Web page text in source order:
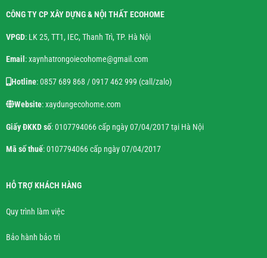
CÔNG TY CP XÂY DỰNG & NỘI THẤT ECOHOME
VPGD: LK 25, TT1, IEC, Thanh Trì, TP. Hà Nội
Email: xaynhatrongoiecohome@gmail.com
Hotline: 0857 689 868 / 0917 462 999 (call/zalo)
Website: xaydungecohome.com
Giấy ĐKKD số: 0107794066 cấp ngày 07/04/2017 tại Hà Nội
Mã số thuế: 0107794066 cấp ngày 07/04/2017
HỖ TRỢ KHÁCH HÀNG
Quy trình làm việc
Bảo hành bảo trì